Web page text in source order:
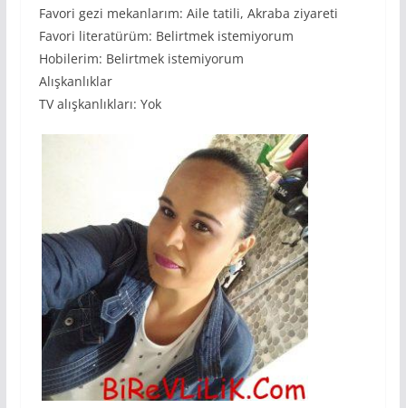
Favori gezi mekanlarım: Aile tatili, Akraba ziyareti
Favori literatürüm: Belirtmek istemiyorum
Hobilerim: Belirtmek istemiyorum
Alışkanlıklar
TV alışkanlıkları: Yok